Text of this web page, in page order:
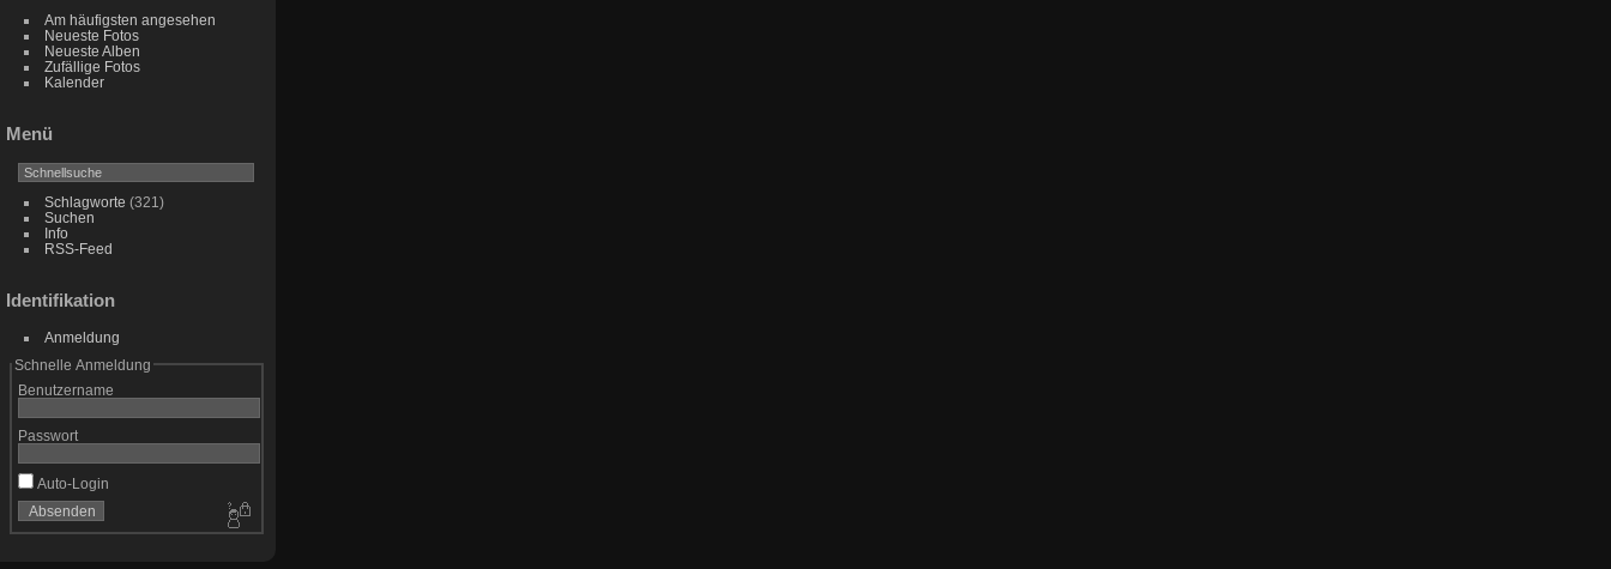
Am häufigsten angesehen
Neueste Fotos
Neueste Alben
Zufällige Fotos
Kalender
Menü
Schlagworte (321)
Suchen
Info
RSS-Feed
Identifikation
Anmeldung
Schnelle Anmeldung
Benutzername
Passwort
Auto-Login